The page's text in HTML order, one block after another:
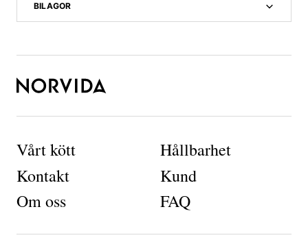
BILAGOR
Vårt kött
Hållbarhet
Kontakt
Kund
Om oss
FAQ
N
ö
d
v
ä